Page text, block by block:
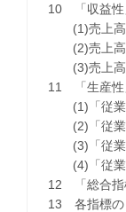
10 「収益性
(1)売上高
(2)売上高
(3)売上高
11 「生産性
(1)「従業
(2)「従業
(3)「従業
(4)「従業
12 「総合指
13 各指標の